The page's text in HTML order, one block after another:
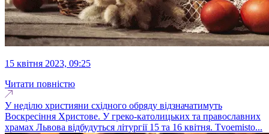
15 квітня 2023, 09:25
Читати повністю
У неділю християни східного обряду відзначатимуть
Воскресіння Христове. У греко-католицьких та православних
храмах Львова відбудуться літургії 15 та 16 квітня. Tvoemisto...